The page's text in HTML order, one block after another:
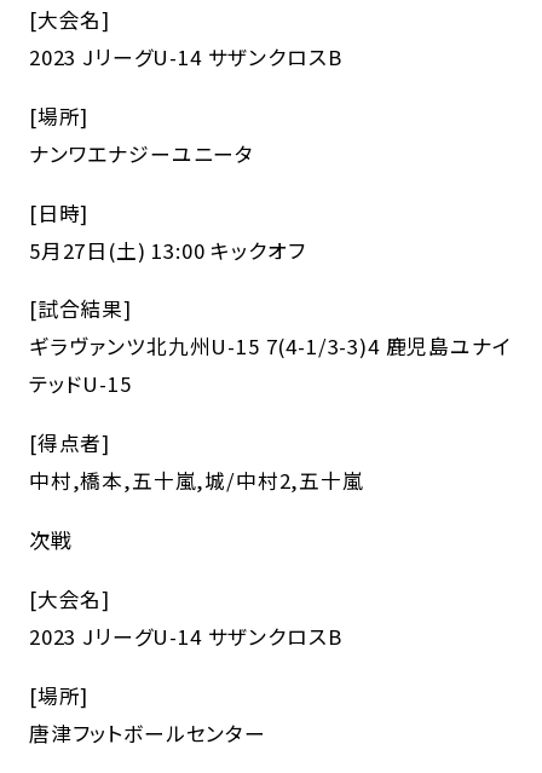
[大会名]
2023 JリーグU-14 サザンクロスB
[場所]
ナンワエナジーユニータ
[日時]
5月27日(土) 13:00 キックオフ
[試合結果]
ギラヴァンツ北九州U-15 7(4-1/3-3)4 鹿児島ユナイ
テッドU-15
[得点者]
中村,橋本,五十嵐,城/中村2,五十嵐
次戦
[大会名]
2023 JリーグU-14 サザンクロスB
[場所]
唐津フットボールセンター